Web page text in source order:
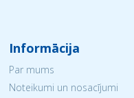
Informācija
Par mums
Noteikumi un nosacījumi